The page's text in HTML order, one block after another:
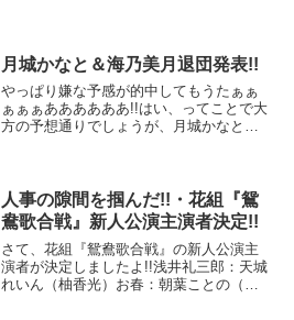
答と、各種ネット記事より感想を述べた
いと思います。優等生としての彩風咲奈
まず、今のこの...
月城かなと＆海乃美月退団発表!!
やっぱり嫌な予感が的中してもうたぁぁ
ぁぁぁああああああ!!はい、ってことで大
方の予想通りでしょうが、月城かなと＆
してきた月城かなと。研13就任の人気者
で月組復興の立役者である彼女が、まさ
か...
人事の隙間を掴んだ!!・花組『鴛
鴦歌合戦』新人公演主演者決定!!
さて、花組『鴛鴦歌合戦』の新人公演主
演者が決定しましたよ!!浅井礼三郎：天城
れいん（柚香光）お春：朝葉ことの（星